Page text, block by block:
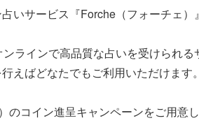
いサービス『Forche（フォーチェ）
ンラインで高品質な占いを受けられ
えばどなたでもご利用いただけます。
のコイン進呈キャンペーンをご用意